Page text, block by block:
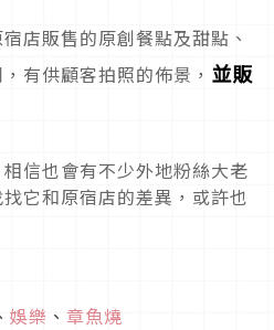
店販售的原創餐點及甜點、
有供顧客拍照的佈景， 並販
信也會有不少外地粉絲大老
它和原宿店的差異，或許也
娛樂 、 章魚燒